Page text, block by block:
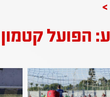
>
הפועל